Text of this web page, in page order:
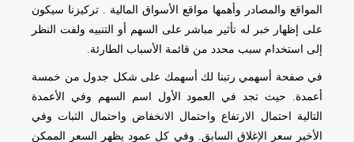
المواقع والمصادر وأهمها مواقع الأسواق المالية . تركيزنا سيكون
على إظهار خبر له تأثير مباشر على السهم أو التنبيه ولفت النظر
إلى استخدام سبب محدد من قائمة الأسباب الطارئة.
في صفحة أسهمي رتبنا لك أسهمك على شكل جدول من خمسة
أعمدة. حيث تجد في العمود الأول اسم السهم وفي الأعمدة
التالية احتمال الارتفاع واحتمال الانخفاض واحتمال الثبات وفي
الأخير سعر الإغلاق السابق. وفي كل عمود يظهر السعر الممكن